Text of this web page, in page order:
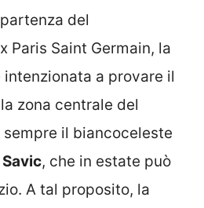
del
Paris Saint Germain, la
a provare il
zona centrale del
sempre il biancoceleste
, che in estate può
A tal proposito, la